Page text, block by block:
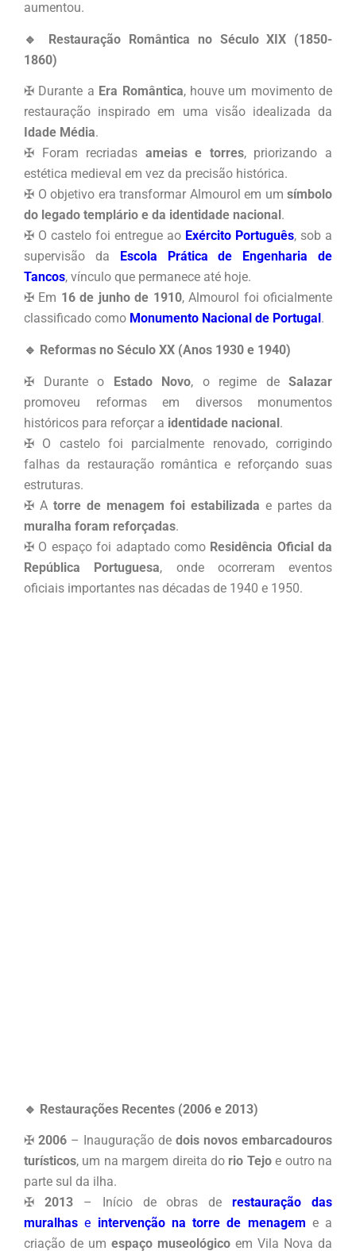
aumentou.
🔹 Restauração Romântica no Século XIX (1850-
1860)
✠ Durante a Era Romântica, houve um movimento de
restauração inspirado em uma visão idealizada da
Idade Média.
✠ Foram recriadas ameias e torres, priorizando a
estética medieval em vez da precisão histórica.
✠ O objetivo era transformar Almourol em um símbolo
do legado templário e da identidade nacional .
✠ O castelo foi entregue ao Exército Português, sob a
supervisão da
Escola Prática de Engenharia de
Tancos, vínculo que permanece até hoje.
✠ Em 16 de junho de 1910, Almourol foi oficialmente
classificado como Monumento Nacional de Portugal .
🔹 Reformas no Século XX (Anos 1930 e 1940)
✠ Durante o Estado Novo, o regime de Salazar
promoveu reformas em diversos monumentos
históricos para reforçar a identidade nacional.
✠ O castelo foi parcialmente renovado, corrigindo
falhas da restauração romântica e reforçando suas
estruturas.
✠ A torre de menagem foi estabilizada e partes da
muralha foram reforçadas.
✠ O espaço foi adaptado como Residência Oficial da
República Portuguesa, onde ocorreram eventos
oficiais importantes nas décadas de 1940 e 1950.
🔹 Restaurações Recentes (2006 e 2013)
✠ 2006 – Inauguração de dois novos embarcadouros
turísticos, um na margem direita do rio Tejoe outro na
parte sul da ilha.
✠ 2013– Início de obras derestauração das
muralhas e intervenção na torre de menagem e a
criação de um espaço museológico em Vila Nova da